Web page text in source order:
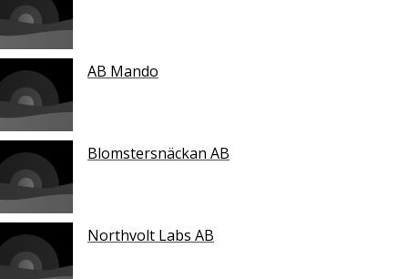
AB Mando
Blomstersnäckan AB
Northvolt Labs AB